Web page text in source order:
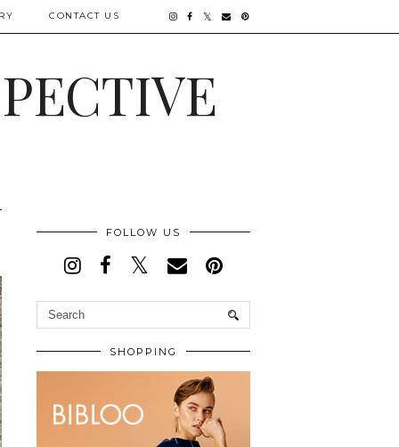
CONTACT US
FOLLOW US
SHOPPING